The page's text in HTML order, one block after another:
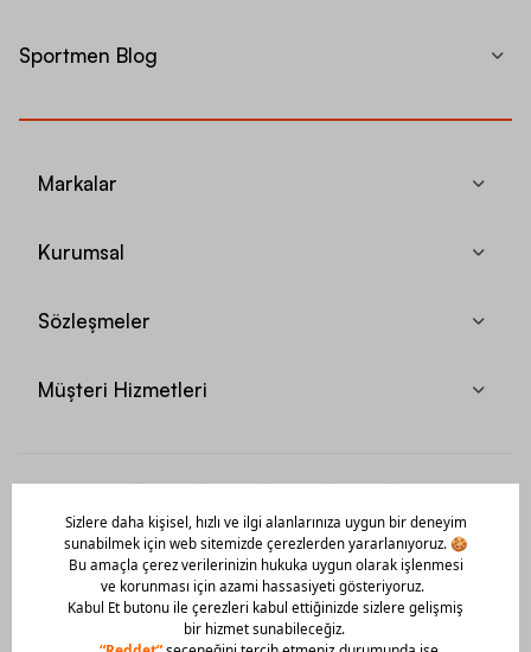
Sportmen Blog
Markalar
Kurumsal
Sözleşmeler
Müşteri Hizmetleri
Mobil Uygulamamızı Hemen İndir!